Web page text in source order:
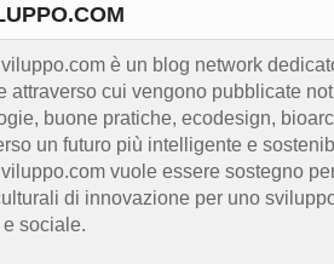
è un blog network
attraverso cui vengono pubblicate
buone pratiche, ecodesign,
un futuro più intelligente e
vuole essere sostegno
di innovazione per uno
sociale.